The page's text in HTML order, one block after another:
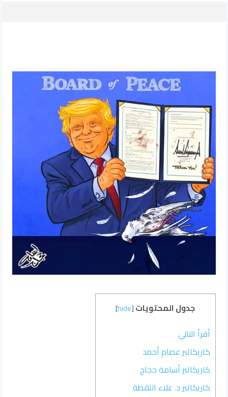
جدول المحتويات[
hide
]
أقرأ التالي
كاريكاتير عصام أحمد
كاريكاتير أسامة حجاج
كاريكاتير د. علاء اللقطة